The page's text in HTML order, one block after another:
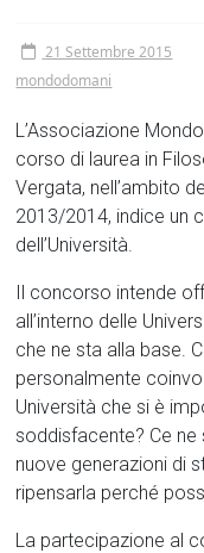
Tor
Vergata
21 Settembre 2015
mondodomani
L’Associazione
corso di laurea in
Vergata, nell’ambito
2013/2014, indice un
dell’Università.
Il concorso intende
all’interno delle
che ne sta alla base.
personalmente
Università che si è
soddisfacente? Ce
nuove generazioni di
ripensarla perché
La partecipazione al